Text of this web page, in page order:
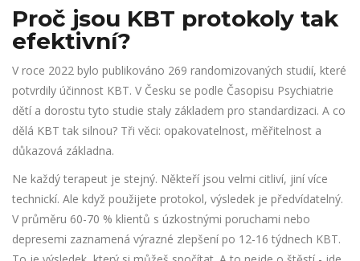
Proč jsou KBT protokoly tak
efektivní?
V roce 2022 bylo publikováno 269 randomizovaných studií, které
potvrdily účinnost KBT. V Česku se podle Časopisu Psychiatrie
dětí a dorostu tyto studie staly základem pro standardizaci. A co
dělá KBT tak silnou? Tři věci: opakovatelnost, měřitelnost a
důkazová základna.
Ne každý terapeut je stejný. Někteří jsou velmi citliví, jiní více
technickí. Ale když použijete protokol, výsledek je předvídatelný.
V průměru 60-70 % klientů s úzkostnými poruchami nebo
depresemi zaznamená výrazné zlepšení po 12-16 týdnech KBT.